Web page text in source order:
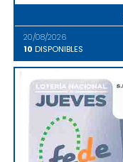
20/08/2026
10 DISPONIBLES